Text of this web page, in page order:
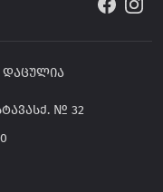
დაცულია
№ 32